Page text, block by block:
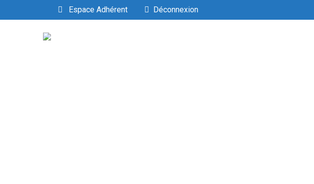
Espace Adhérent Déconnexion